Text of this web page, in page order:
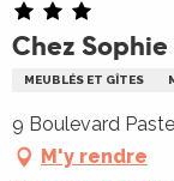
Chez
MEUBLÉS ET GÎTES
9 Boulevard
M'y rendre